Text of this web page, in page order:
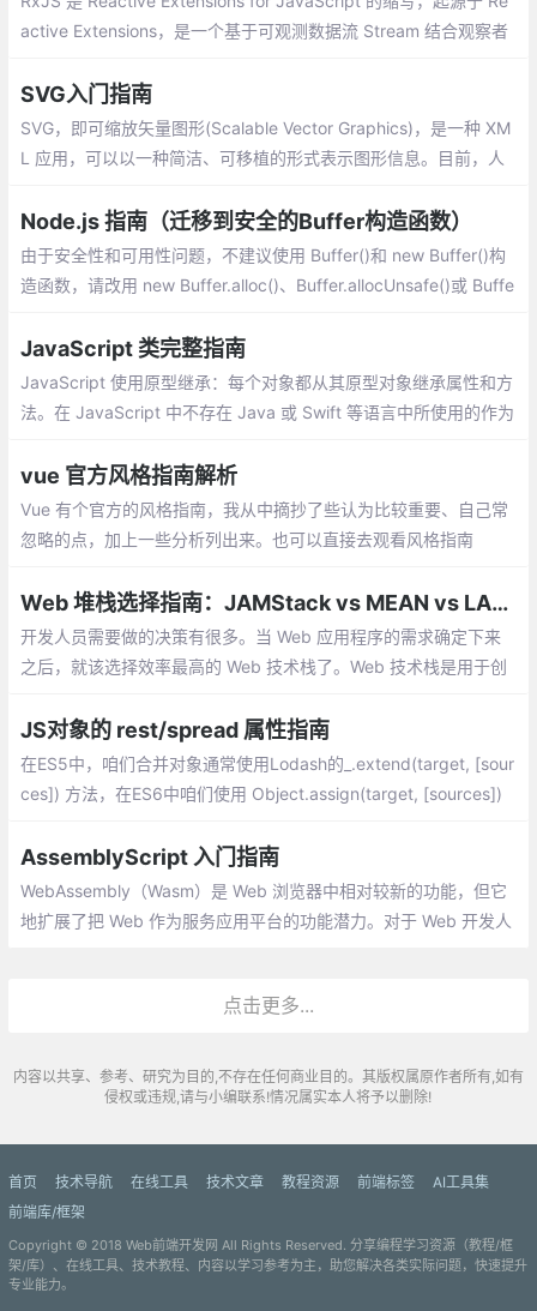
active Extensions，是一个基于可观测数据流 Stream 结合观察者
tensions 在 JavaScript 上的实现
SVG入门指南
SVG，即可缩放矢量图形(Scalable Vector Graphics)，是一种 XM
L 应用，可以以一种简洁、可移植的形式表示图形信息。目前，人
并且大多数矢量绘图软件都能导出 SVG 图形
Node.js 指南（迁移到安全的Buffer构造函数）
由于安全性和可用性问题，不建议使用 Buffer()和 new Buffer()构
造函数，请改用 new Buffer.alloc()、Buffer.allocUnsafe()或 Buffe
JavaScript 类完整指南
JavaScript 使用原型继承：每个对象都从其原型对象继承属性和方
法。在 JavaScript 中不存在 Java 或 Swift 等语言中所使用的作为
vue 官方风格指南解析
Vue 有个官方的风格指南，我从中摘抄了些认为比较重要、自己常
忽略的点，加上一些分析列出来。也可以直接去观看风格指南
Web 堆栈选择指南：JAMStack vs MEAN vs LAMP
开发人员需要做的决策有很多。当 Web 应用程序的需求确定下来
之后，就该选择效率最高的 Web 技术栈了。Web 技术栈是用于创
统）、Web 服务器
JS对象的 rest/spread 属性指南
在ES5中，咱们合并对象通常使用Lodash的_.extend(target, [sour
ces]) 方法，在ES6中咱们使用 Object.assign(target, [sources])
与剩余操作符)。
AssemblyScript 入门指南
WebAssembly（Wasm）是 Web 浏览器中相对较新的功能，但它
地扩展了把 Web 作为服务应用平台的功能潜力。对于 Web 开发人
点击更多...
内容以共享、参考、研究为目的,不存在任何商业目的。其版权属原作者所有,如有
侵权或违规,请与小编联系!情况属实本人将予以删除!
首页 技术导航 在线工具 技术文章 教程资源 前端标签
AI工具集
前端库/框架